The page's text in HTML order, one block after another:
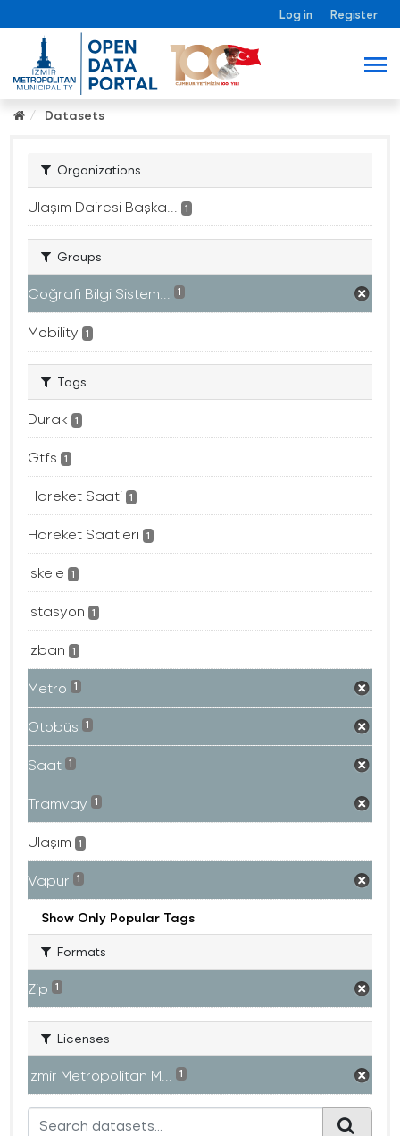
Log in Register
Datasets
Organizations
Ulaşım Dairesi Başka... 1
Groups
Coğrafi Bilgi Sistem... 1
Mobility 1
Tags
Durak 1
Gtfs 1
Hareket Saati 1
Hareket Saatleri 1
Iskele 1
Istasyon 1
Izban 1
Metro 1
Otobüs 1
Saat 1
Tramvay 1
Ulaşım 1
Vapur 1
Show Only Popular Tags
Formats
Zip 1
Licenses
Izmir Metropolitan M... 1